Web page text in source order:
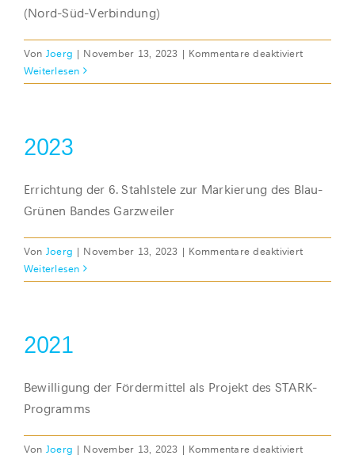
(Nord-Süd-Verbindung)
Von Joerg | November 13, 2023 | Kommentare deaktiviertfür
Weiterlesen
2023
Errichtung der 6. Stahlstele zur Markierung des Blau-
Grünen Bandes Garzweiler
Von Joerg | November 13, 2023 | Kommentare deaktiviertfür
Weiterlesen
2021
Bewilligung der Fördermittel als Projekt des STARK-
Programms
Von Joerg | November 13, 2023 | Kommentare deaktiviertfür